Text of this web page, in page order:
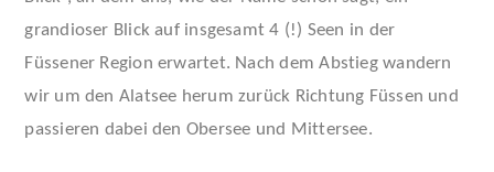
VIEW POST
grandioser Blick auf insgesamt 4 (!) Seen in der
Füssener Region erwartet. Nach dem Abstieg wandern
wir um den Alatsee herum zurück Richtung Füssen und
passieren dabei den Obersee und Mittersee.